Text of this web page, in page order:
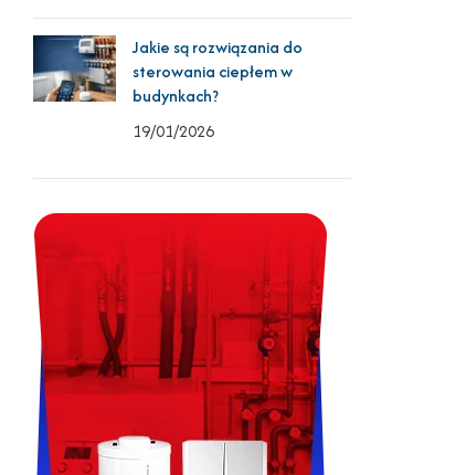
Jakie są rozwiązania do
sterowania ciepłem w
budynkach?
19/01/2026